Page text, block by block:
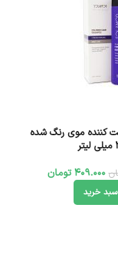
کننده موی رنگ شده
409.000تومان
سبد خرید